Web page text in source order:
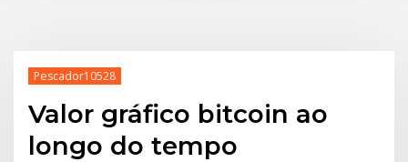
Pescador10528
Valor gráfico bitcoin ao
longo do tempo